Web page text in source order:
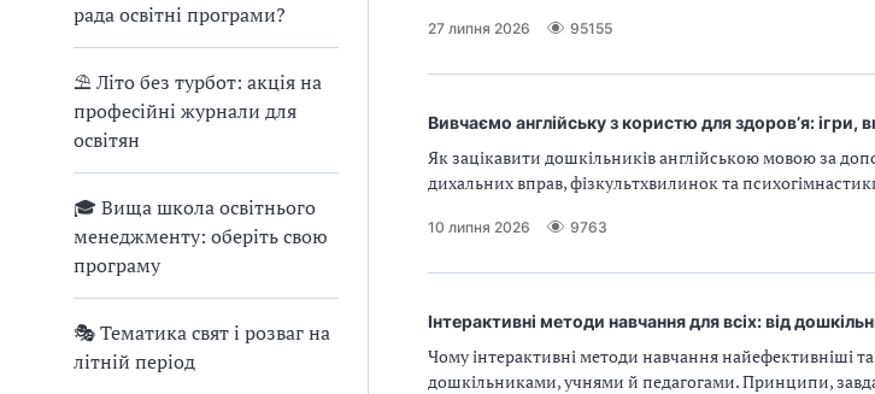
рада освітні програми?
⛱ Літо без турбот: акція на
професійні журнали для
освітян
🎓 Вища школа освітнього
менеджменту: оберіть свою
програму
🎭 Тематика свят і розваг на
літній період
27 липня 2026 95155
Вивчаємо англійську з користю для здоров’я: ігри,
Як зацікавити дошкільників англійською мовою за
дихальних вправ, фізкультхвилинок та
10 липня 2026 9763
Інтерактивні методи навчання для всіх: від
Чому інтерактивні методи навчання найефективніші та
дошкільниками, учнями й педагогами. Принципи,